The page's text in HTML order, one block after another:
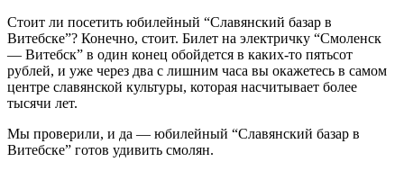
Стоит ли посетить юбилейный “Славянский базар в
Витебске”? Конечно, стоит. Билет на электричку “Смоленск
— Витебск” в один конец обойдется в каких-то пятьсот
рублей, и уже через два с лишним часа вы окажетесь в самом
центре славянской культуры, которая насчитывает более
тысячи лет.
Мы проверили, и да — юбилейный “Славянский базар в
Витебске” готов удивить смолян.